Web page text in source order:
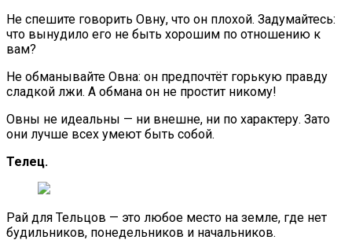
Не спешите говорить Овну, что он плохой. Задумайтесь:
что вынудило его не быть хорошим по отношению к
вам?
Не обманывайте Овна: он предпочтёт горькую правду
сладкой лжи. А обмана он не простит никому!
Овны не идеальны — ни внешне, ни по характеру. Зато
они лучше всех умеют быть собой.
Телец.
Рай для Тельцов — это любое место на земле, где нет
будильников, понедельников и начальников.